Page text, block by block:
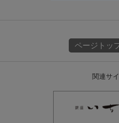
ページトッ
関連サ